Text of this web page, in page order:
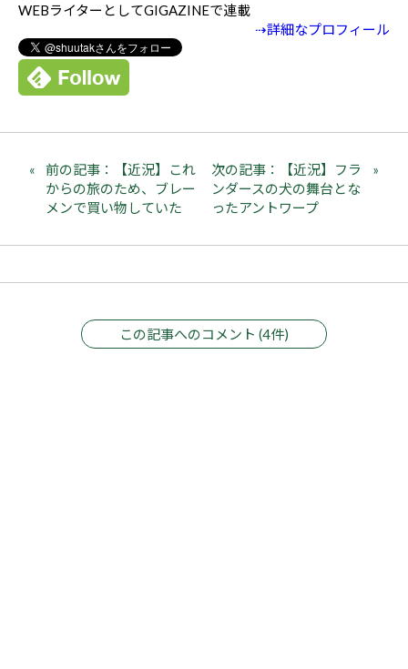
WEBライターとしてGIGAZINEで連載
⇢詳細なプロフィール
前の記事：【近況】これ
からの旅のため、ブレー
メンで買い物していた
次の記事：【近況】フラ
ンダースの犬の舞台とな
ったアントワープ
この記事へのコメント (4件)